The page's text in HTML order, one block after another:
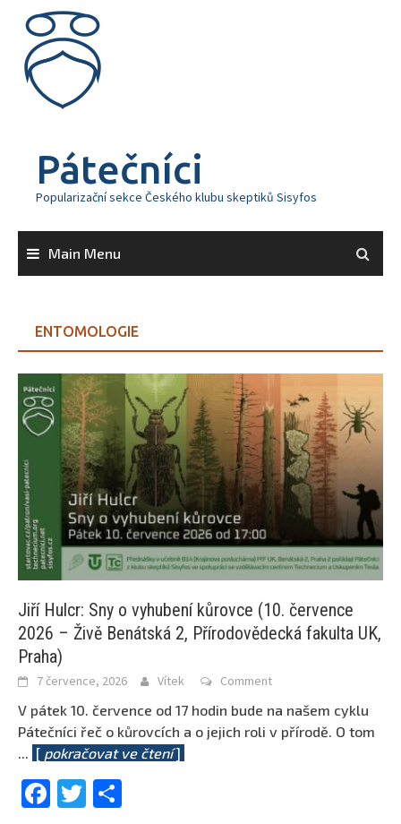
content
Pátečníci
Popularizační sekce Českého klubu skeptiků Sisyfos
Main Menu
ENTOMOLOGIE
Jiří Hulcr: Sny o vyhubení kůrovce (10. července
2026 – Živě Benátská 2, Přírodovědecká fakulta UK,
Praha)
7 července, 2026 Vítek Comment
V pátek 10. července od 17 hodin bude na našem cyklu
Pátečníci řeč o kůrovcích a o jejich roli v přírodě. O tom
... [ pokračovat ve čtení]
Facebook
Twitter